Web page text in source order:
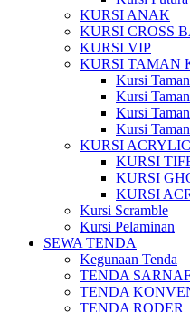
KURSI ANAK
KURSI CROSS
KURSI VIP
KURSI TAMAN
Kursi
Kursi
Kursi
Kursi
KURSI ACRYLIC
KURSI
KURSI
KURSI
Kursi Scramble
Kursi Pelaminan
SEWA TENDA
Kegunaan Tenda
TENDA
TENDA
TENDA RODER